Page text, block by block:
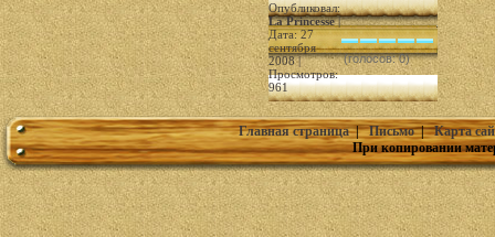
Опубликовал:
La Princesse|
Дата: 27
сентября
2008 |
Просмотров:
961
(голосов: 0)
Главная страница|Письмо|Карта
При копировании